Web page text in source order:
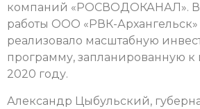
компаний «РОСВОДОКАНАЛ». В
работы ООО «РВК-
реализовало масштабную
программу, запланированную
2020 году.
Александр Цыбульский,